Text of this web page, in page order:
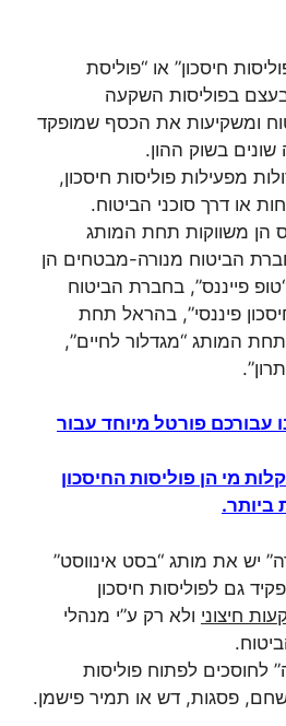
חיסכון” או “פוליסת
בעצם בפוליסות השקעה
ומשקיעות את הכסף שמופקד
בשוק ההון.
מפעילות פוליסות חיסכון,
או דרך סוכני הביטוח.
הן משווקות תחת המותג
הביטוח מנורה-מבטחים הן
פייננס”, בחברת הביטוח
פיננסי”, בהראל תחת
המותג “מגדלור לחיים”,
עבורכם פורטל מיוחד עבור
מי הן פוליסות החיסכון
ביותר.
יש את מותג “בסט אינווסט”
גם לפוליסות חיסכון
חיצוני ולא רק ע”י מנהלי
לחוסכים לפתוח פוליסות
שחם, פסגות, דש או תמיר פישמן.